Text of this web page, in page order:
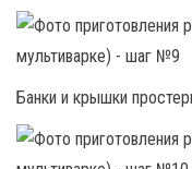
Банки и крышки